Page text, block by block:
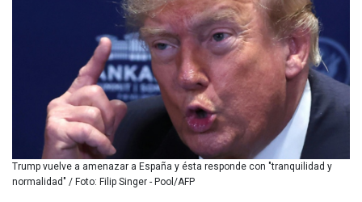
BOB 13.999007
BRL 5.913559
BSD 1.152658
BTN 109.581813
BWP 15.630737
BYN 3.409105
BYR 22625.480557
BZD 2.318242
CAD 1.617168
CDF 2610.011457
CHF 0.933353
Trump vuelve a amenazar a España y ésta responde con "tranquilidad y
normalidad" / Foto: Filip Singer - Pool/AFP